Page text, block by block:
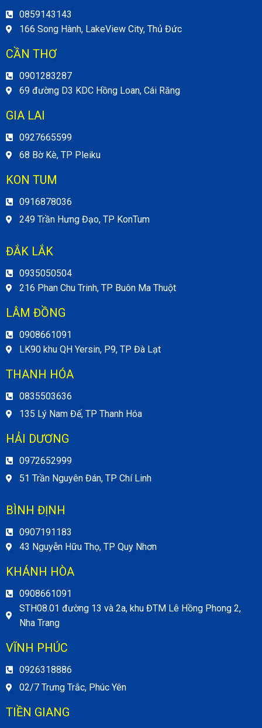
0859143143
166 Song Hành, LakeView City, Thủ Đức
CẦN THƠ
0901283287
69 đường D3 KDC Hồng Loan, Cái Răng
GIA LAI
0927665599
68 Bờ Kè, TP Pleiku
KON TUM
0916878036
249 Trần Hưng Đạo, TP KonTum
ĐẮK LẮK
0935050504
216 Phan Chu Trinh, TP Buôn Ma Thuột
LÂM ĐỒNG
0908661091
LK90 khu QH Yersin, P9, TP Đà Lạt
THANH HÓA
0835503636
135 Lý Nam Đế, TP Thanh Hóa
HẢI DƯƠNG
0972652999
51 Trần Nguyên Đán, TP Chí Linh
BÌNH ĐỊNH
0907191183
43 Nguyễn Hữu Thọ, TP Quy Nhơn
KHÁNH HÒA
0908661091
STH08.01 đường 13 và 2a, khu ĐTM Lê Hồng Phong 2,
Nha Trang
VĨNH PHÚC
0926318886
02/7 Trưng Trắc, Phúc Yên
TIỀN GIANG